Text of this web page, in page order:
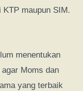
KTP maupun SIM.
menentukan
Moms dan
yang terbaik